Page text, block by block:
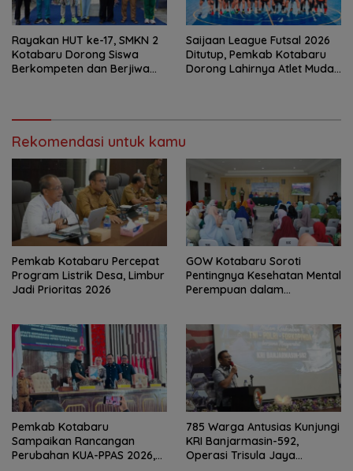
Rayakan HUT ke-17, SMKN 2
Kotabaru Dorong Siswa
Berkompeten dan Berjiwa
Saijaan League Futsal 2026
Ditutup, Pemkab Kotabaru
Dorong Lahirnya Atlet Muda
Rekomendasi untuk kamu
Pemkab Kotabaru Percepat
Program Listrik Desa, Limbur
Jadi Prioritas 2026
GOW Kotabaru Soroti
Pentingnya Kesehatan Mental
Perempuan dalam
Pemkab Kotabaru
Sampaikan Rancangan
Perubahan KUA-PPAS 2026,
785 Warga Antusias Kunjungi
KRI Banjarmasin-592,
Operasi Trisula Jaya